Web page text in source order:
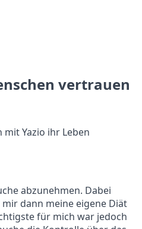
vertrauen
mit Yazio ihr Leben
abzunehmen. Dabei
dann meine eigene Diät
für mich war jedoch